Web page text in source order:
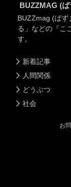
BUZZMAG (
BUZZmag (ばず
る」などの『こ
す。
新着記事
人間関係
どうぶつ
社会
お